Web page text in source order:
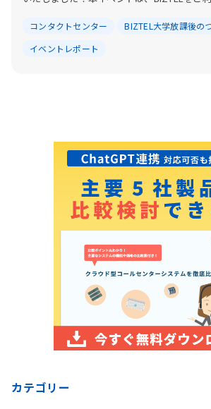
コンタクトセンター BIZTEL大学放課後の
イベントレポート
カテゴリー